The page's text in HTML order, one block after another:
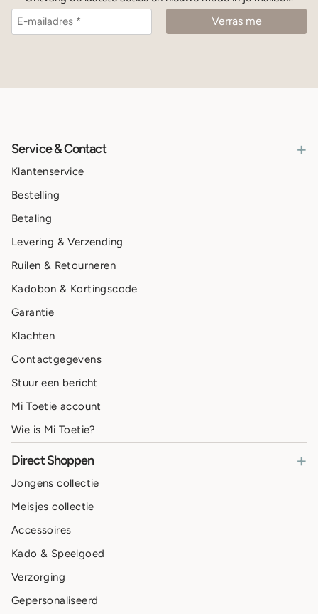
Service & Contact +
Klantenservice
Bestelling
Betaling
Levering & Verzending
Ruilen & Retourneren
Kadobon & Kortingscode
Garantie
Klachten
Contactgegevens
Stuur een bericht
Mi Toetie account
Wie is Mi Toetie?
Direct Shoppen +
Jongens collectie
Meisjes collectie
Accessoires
Kado & Speelgoed
Verzorging
Gepersonaliseerd